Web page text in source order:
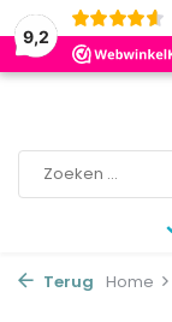
9,2
Terug Home